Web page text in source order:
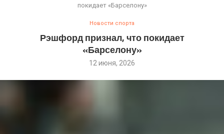
покидает «Барселону»
Новости спорта
Рэшфорд признал, что покидает
«Барселону»
12 июня, 2026